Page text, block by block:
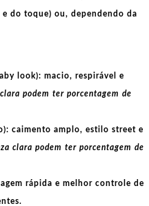
do toque) ou, dependendo da
look): macio, respirável e
podem ter porcentagem de
caimento amplo, estilo street e
clara podem ter porcentagem de
rápida e melhor controle de